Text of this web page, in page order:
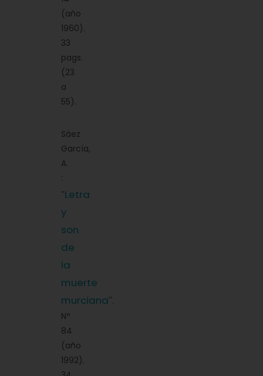
(año
1960).
33
pags.
(23
a
55).
Sáez
García,
A.
:
''Letra
y
son
de
la
muerte
murciana''.
Nº
84
(año
1992).